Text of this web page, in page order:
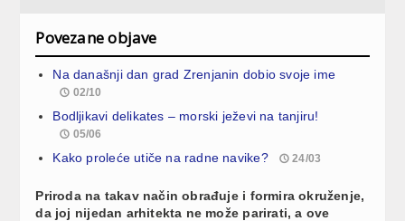
Povezane objave
Na današnji dan grad Zrenjanin dobio svoje ime
02/10
Bodljikavi delikates – morski ježevi na tanjiru!
05/06
Kako proleće utiče na radne navike? 24/03
Priroda na takav način obrađuje i formira okruženje,
da joj nijedan arhitekta ne može parirati, a ove